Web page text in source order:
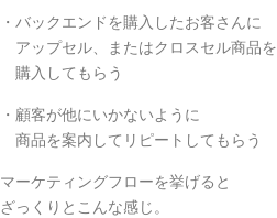
・バックエンドを購入したお客さんに
アップセル、またはクロスセル商品を
購入してもらう
・顧客が他にいかないように
商品を案内してリピートしてもらう
マーケティングフローを挙げると
ざっくりとこんな感じ。